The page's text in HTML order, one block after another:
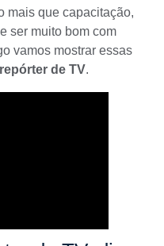
mais que capacitação,
ser muito bom com
vamos mostrar essas
repórter de TV.